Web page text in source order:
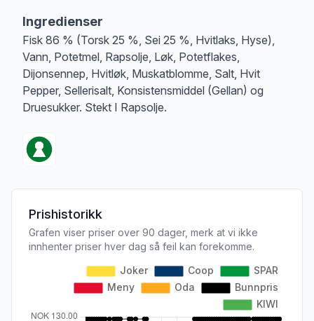
Ingredienser
Fisk 86 % (Torsk 25 %, Sei 25 %, Hvitlaks, Hyse),
Vann, Potetmel, Rapsolje, Løk, Potetflakes,
Dijonsennep, Hvitløk, Muskatblomme, Salt, Hvit
Pepper, Sellerisalt, Konsistensmiddel (Gellan) og
Druesukker. Stekt I Rapsolje.
Prishistorikk
Grafen viser priser over 90 dager, merk at vi ikke
innhenter priser hver dag så feil kan forekomme.